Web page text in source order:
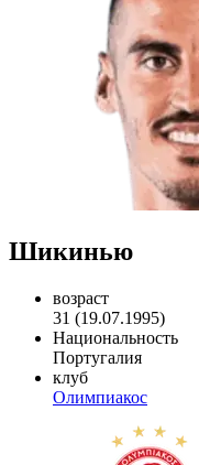
Шикинью
возраст
31 (19.07.1995)
Национальность
Португалия
клуб
Олимпиакос